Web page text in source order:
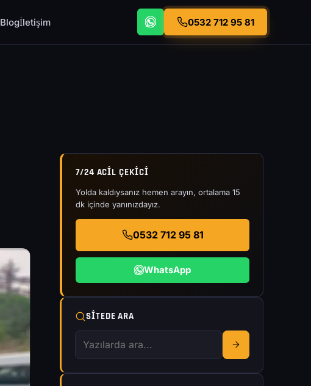
Blogİletişim 0532 712 95 81
7/24 ACIL ÇEKICI
Yolda kaldıysanız hemen arayın, ortalama 15
dk içinde yanınızdayız.
0532 712 95 81
WhatsApp
SITEDE ARA